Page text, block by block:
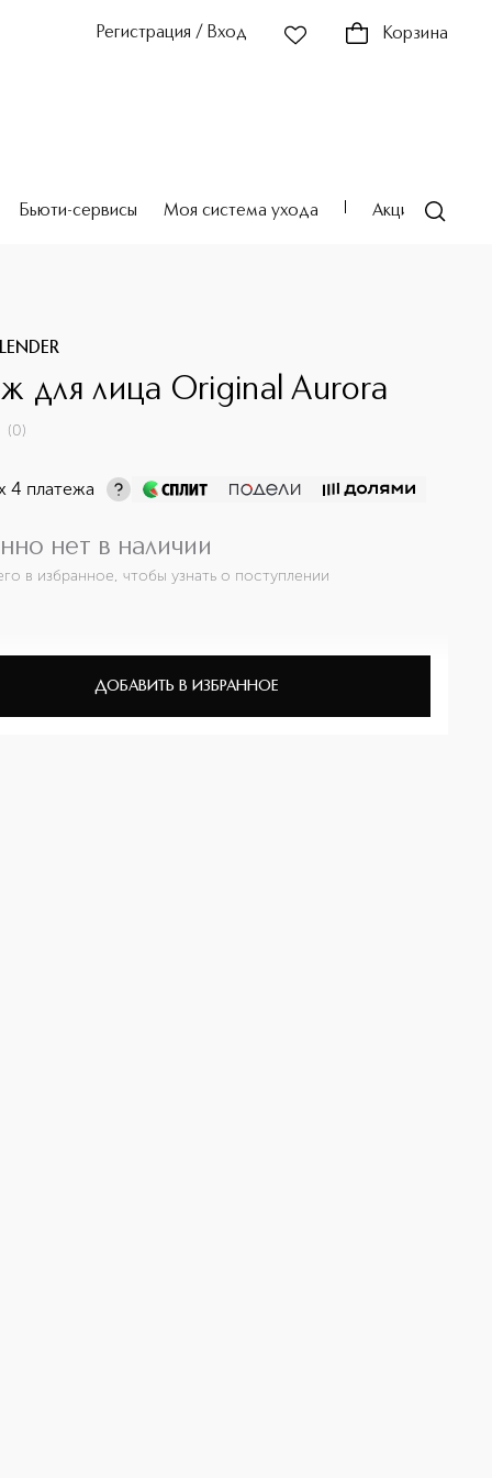
Регистрация / Вход Корзина
Бьюти-сервисы Моя система ухода Акции
для лица Original Aurora
(0)
4 платежа
нет в наличии
в избранное, чтобы узнать о поступлении
ДОБАВИТЬ В ИЗБРАННОЕ